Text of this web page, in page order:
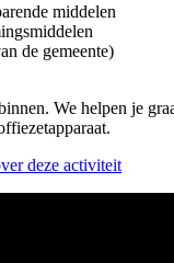
middelen
de gemeente)
We helpen je
deze activiteit